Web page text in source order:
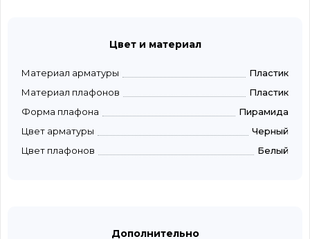
Цвет и материал
Материал арматуры
Пластик
Материал плафонов
Пластик
Форма плафона
Пирамида
Цвет арматуры
Черный
Цвет плафонов
Белый
Дополнительно